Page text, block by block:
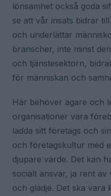
lönsamhet också goda
se att vår insats bidrar
och underlättar
branscher, inte minst
och tjänstesektorn,
för människan och
Här behöver ägare och
organisationer vara
ladda sitt företags och
och företagskultur med
djupare värde. Det kan
socialt ansvar, ja rent
och glädje. Det ska vara